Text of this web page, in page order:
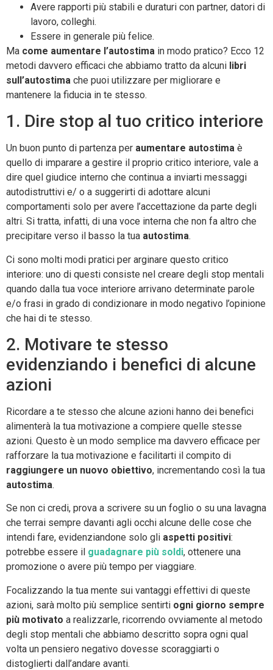
Avere rapporti più stabili e duraturi con partner, datori di
lavoro, colleghi.
Essere in generale più felice.
Ma come aumentare l’autostima in modo pratico? Ecco 12
metodi davvero efficaci che abbiamo tratto da alcuni libri
sull’autostima che puoi utilizzare per migliorare e
mantenere la fiducia in te stesso.
1. Dire stop al tuo critico interiore
Un buon punto di partenza per aumentare autostima è
quello di imparare a gestire il proprio critico interiore, vale a
dire quel giudice interno che continua a inviarti messaggi
autodistruttivi e/ o a suggerirti di adottare alcuni
comportamenti solo per avere l’accettazione da parte degli
altri. Si tratta, infatti, di una voce interna che non fa altro che
precipitare verso il basso la tua autostima.
Ci sono molti modi pratici per arginare questo critico
interiore: uno di questi consiste nel creare degli stop mentali
quando dalla tua voce interiore arrivano determinate parole
e/o frasi in grado di condizionare in modo negativo l’opinione
che hai di te stesso.
2. Motivare te stesso
evidenziando i benefici di alcune
azioni
Ricordare a te stesso che alcune azioni hanno dei benefici
alimenterà la tua motivazione a compiere quelle stesse
azioni. Questo è un modo semplice ma davvero efficace per
rafforzare la tua motivazione e facilitarti il compito di
raggiungere un nuovo obiettivo, incrementando così la tua
autostima.
Se non ci credi, prova a scrivere su un foglio o su una lavagna
che terrai sempre davanti agli occhi alcune delle cose che
intendi fare, evidenziandone solo gli aspetti positivi:
potrebbe essere il guadagnare più soldi, ottenere una
promozione o avere più tempo per viaggiare.
Focalizzando la tua mente sui vantaggi effettivi di queste
azioni, sarà molto più semplice sentirti ogni giorno sempre
più motivato a realizzarle, ricorrendo ovviamente al metodo
degli stop mentali che abbiamo descritto sopra ogni qual
volta un pensiero negativo dovesse scoraggiarti o
distoglierti dall’andare avanti.